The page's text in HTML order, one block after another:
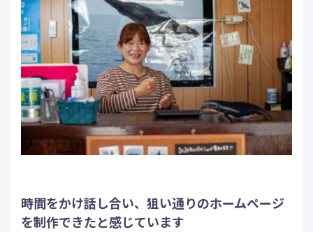
時間をかけ話し合い、狙い通りのホームページ
を制作できたと感じています